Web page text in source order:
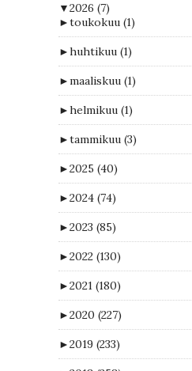
▼2026 (7)
►toukokuu (1)
►huhtikuu (1)
►maaliskuu (1)
►helmikuu (1)
►tammikuu (3)
►2025 (40)
►2024 (74)
►2023 (85)
►2022 (130)
►2021 (180)
►2020 (227)
►2019 (233)